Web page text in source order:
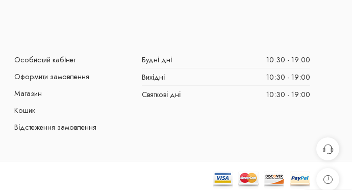
Особистий кабінет
Оформити замовлення
Магазин
Кошик
Відстеження замовлення
Будні дні
10:30 - 19:00
Вихідні
10:30 - 19:00
Святкові дні
10:30 - 19:00